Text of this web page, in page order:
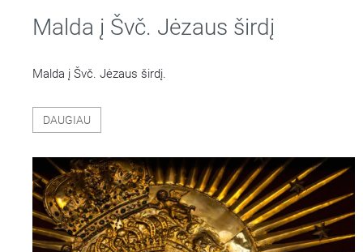
Malda į Švč. Jėzaus širdį
Malda į Švč. Jėzaus širdį.
DAUGIAU